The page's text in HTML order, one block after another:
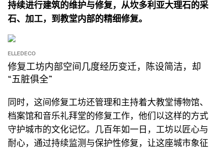
持续进行建筑的维护与修复，从坎多利亚大理石的采
石、加工，到教堂内部的精细修复。
ELLEDECO
修复工坊内部空间几度经历变迁，陈设简洁，却
“五脏俱全”
同时，这间修复工坊还管理和主持着大教堂博物馆、
档案馆和音乐礼拜堂的修复工作，他们以这样的方式
守护城市的文化记忆。几百年如一日，工坊以匠心与
耐心，通过持续监测与保护性修复，让这座城市象征